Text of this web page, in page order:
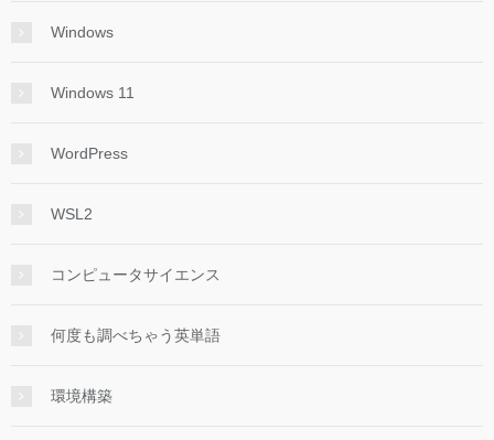
Windows
Windows 11
WordPress
WSL2
コンピュータサイエンス
何度も調べちゃう英単語
環境構築